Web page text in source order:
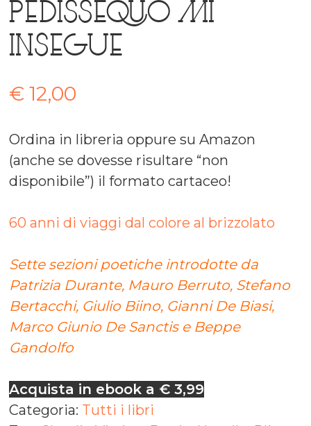
pedissequo mi
insegue
€ 12,00
Ordina in libreria oppure su Amazon
(anche se dovesse risultare “non
disponibile”) il formato cartaceo!
60 anni di viaggi dal colore al brizzolato
Sette sezioni poetiche introdotte da
Patrizia Durante, Mauro Berruto, Stefano
Bertacchi, Giulio Biino, Gianni De Biasi,
Marco Giunio De Sanctis e Beppe
Gandolfo
Acquista in ebook a € 3,99
Categoria: Tutti i libri